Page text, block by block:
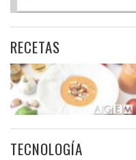
RECETAS
TECNOLOGÍA